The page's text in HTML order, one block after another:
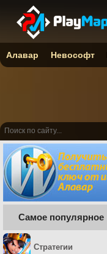
Самое популярное
Стратегии
Алавар Невософт